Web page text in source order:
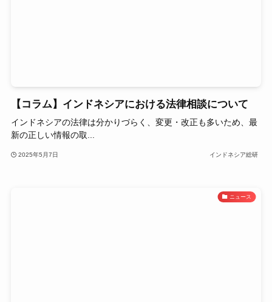
【コラム】インドネシアにおける法律相談について
インドネシアの法律は分かりづらく、変更・改正も多いため、最
新の正しい情報の取...
2025年5月7日 インドネシア総研
ニュース